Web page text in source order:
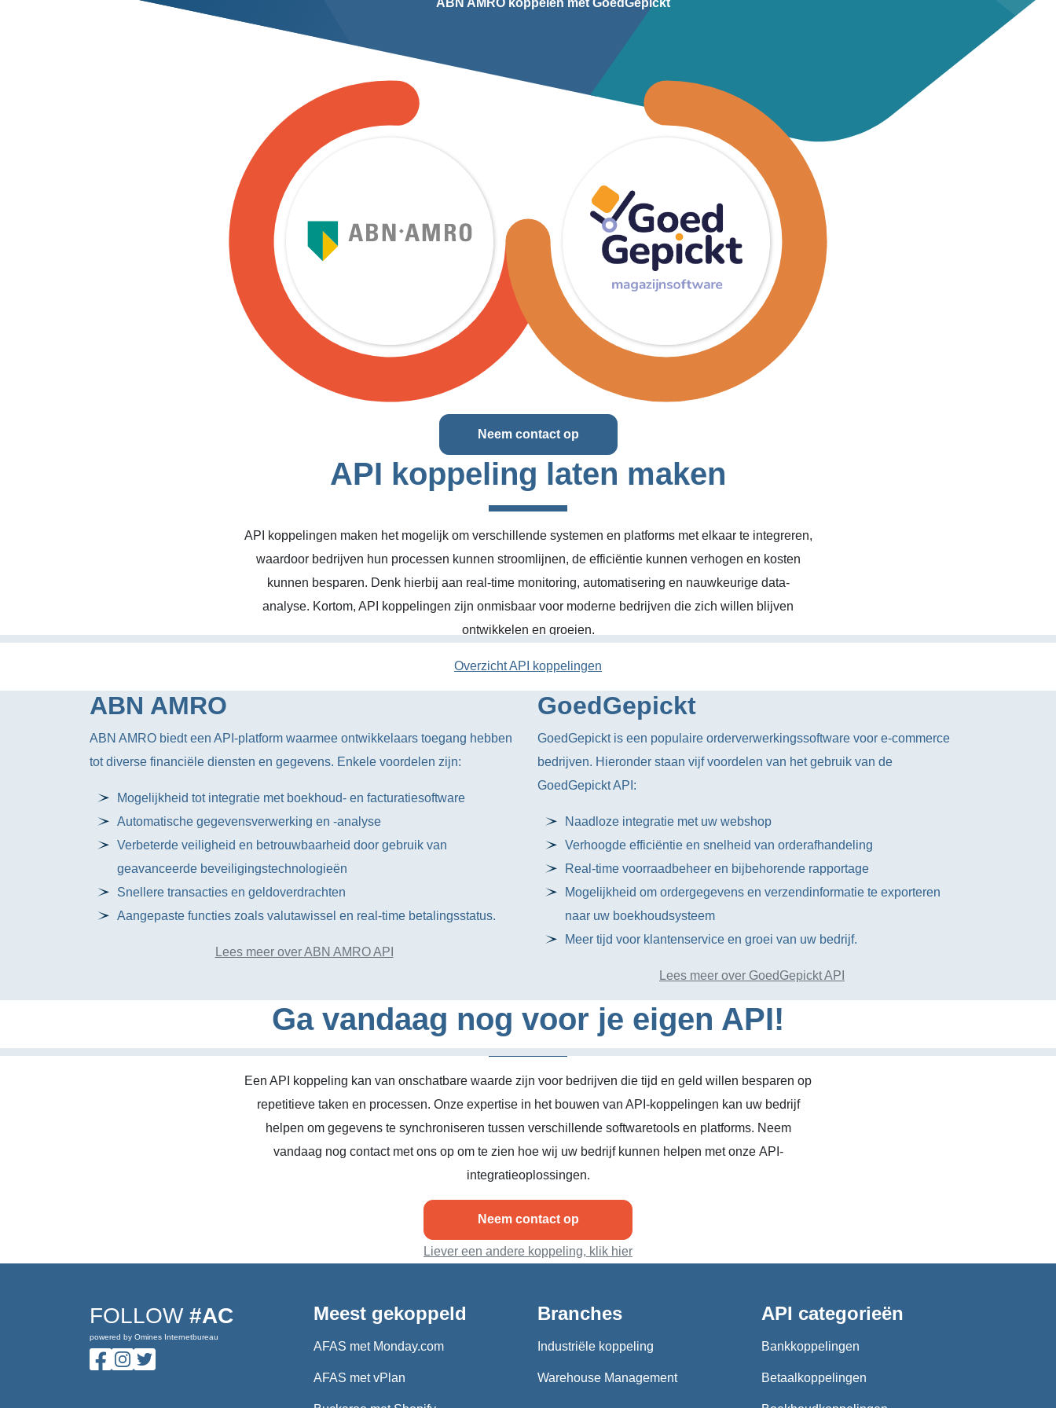
ABN AMRO koppelen met GoedGepickt
Neem contact op
API koppeling laten maken
API koppelingen maken het mogelijk om verschillende systemen en platforms met elkaar te integreren,
waardoor bedrijven hun processen kunnen stroomlijnen, de efficiëntie kunnen verhogen en kosten
kunnen besparen. Denk hierbij aan real-time monitoring, automatisering en nauwkeurige data-
analyse. Kortom, API koppelingen zijn onmisbaar voor moderne bedrijven die zich willen blijven
ontwikkelen en groeien.
Overzicht API koppelingen
ABN AMRO
ABN AMRO biedt een API-platform waarmee ontwikkelaars toegang hebben
tot diverse financiële diensten en gegevens. Enkele voordelen zijn:
Mogelijkheid tot integratie met boekhoud- en facturatiesoftware
Automatische gegevensverwerking en -analyse
Verbeterde veiligheid en betrouwbaarheid door gebruik van
geavanceerde beveiligingstechnologieën
Snellere transacties en geldoverdrachten
Aangepaste functies zoals valutawissel en real-time betalingsstatus.
Lees meer over ABN AMRO API
GoedGepickt
GoedGepickt is een populaire orderverwerkingssoftware voor e-commerce
bedrijven. Hieronder staan ​​vijf voordelen van het gebruik van de
GoedGepickt API:
Naadloze integratie met uw webshop
Verhoogde efficiëntie en snelheid van orderafhandeling
Real-time voorraadbeheer en bijbehorende rapportage
Mogelijkheid om ordergegevens en verzendinformatie te exporteren
naar uw boekhoudsysteem
Meer tijd voor klantenservice en groei van uw bedrijf.
Lees meer over GoedGepickt API
Ga vandaag nog voor je eigen API!
Een API koppeling kan van onschatbare waarde zijn voor bedrijven die tijd en geld willen besparen op
repetitieve taken en processen. Onze expertise in het bouwen van API-koppelingen kan uw bedrijf
helpen om gegevens te synchroniseren tussen verschillende softwaretools en platforms. Neem
vandaag nog contact met ons op om te zien hoe wij uw bedrijf kunnen helpen met onze API-
integratieoplossingen.
Neem contact op
Liever een andere koppeling, klik hier
FOLLOW #AC
powered by Omines Internetbureau
Meest gekoppeld
AFAS met Monday.com
AFAS met vPlan
Branches
Industriële koppeling
Warehouse Management
API categorieën
Bankkoppelingen
Betaalkoppelingen